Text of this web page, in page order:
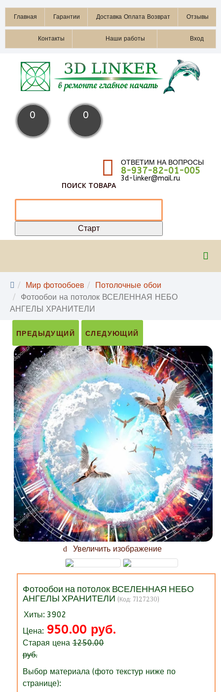
Главная Гарантии Доставка Оплата Возврат Отзывы
Контакты Наши работы Вход
0 0
ОТВЕТИМ НА ВОПРОСЫ
8-937-82-01-005
3d-linker@mail.ru
ПОИСК ТОВАРА
Мир фотообоев
Потолочные обои
Фотообои на потолок ВСЕЛЕННАЯ НЕБО
АНГЕЛЫ ХРАНИТЕЛИ
ПРЕДЫДУЩИЙ СЛЕДУЮЩИЙ
Увеличить изображение
Фотообои на потолок ВСЕЛЕННАЯ НЕБО
АНГЕЛЫ ХРАНИТЕЛИ (Код: 7127230)
Хиты: 3902
Цена: 950.00 руб.
Старая цена1250.00
руб.
Выбор материала (фото текстур ниже по
странице):